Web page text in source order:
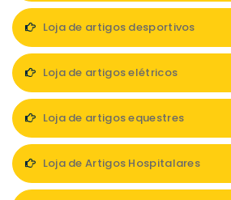
Loja de artigos desportivos
Loja de artigos elétricos
Loja de artigos equestres
Loja de Artigos Hospitalares